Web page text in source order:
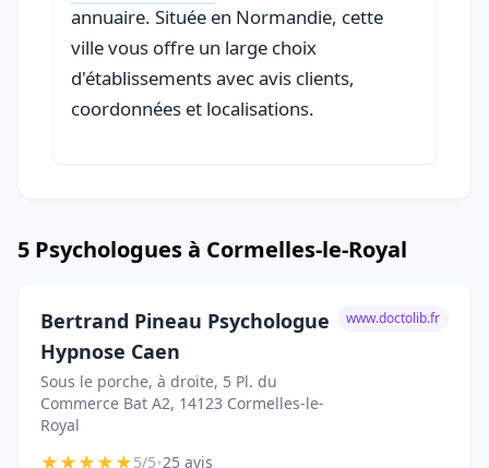
annuaire. Située en Normandie, cette
ville vous offre un large choix
d'établissements avec avis clients,
coordonnées et localisations.
5 Psychologues à Cormelles-le-Royal
Bertrand Pineau Psychologue
Hypnose Caen
Sous le porche, à droite, 5 Pl. du
Commerce Bat A2, 14123 Cormelles-le-
Royal
www.doctolib.fr
★★★★★5/5•25 avis